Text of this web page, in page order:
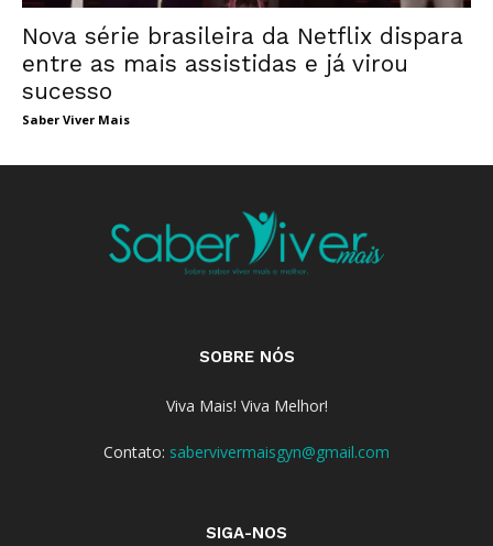
Nova série brasileira da Netflix dispara
entre as mais assistidas e já virou
sucesso
Saber Viver Mais
SOBRE NÓS
Viva Mais! Viva Melhor!
Contato: sabervivermaisgyn@gmail.com
SIGA-NOS